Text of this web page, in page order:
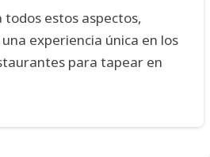
estos aspectos,
experiencia única en los
para tapear en